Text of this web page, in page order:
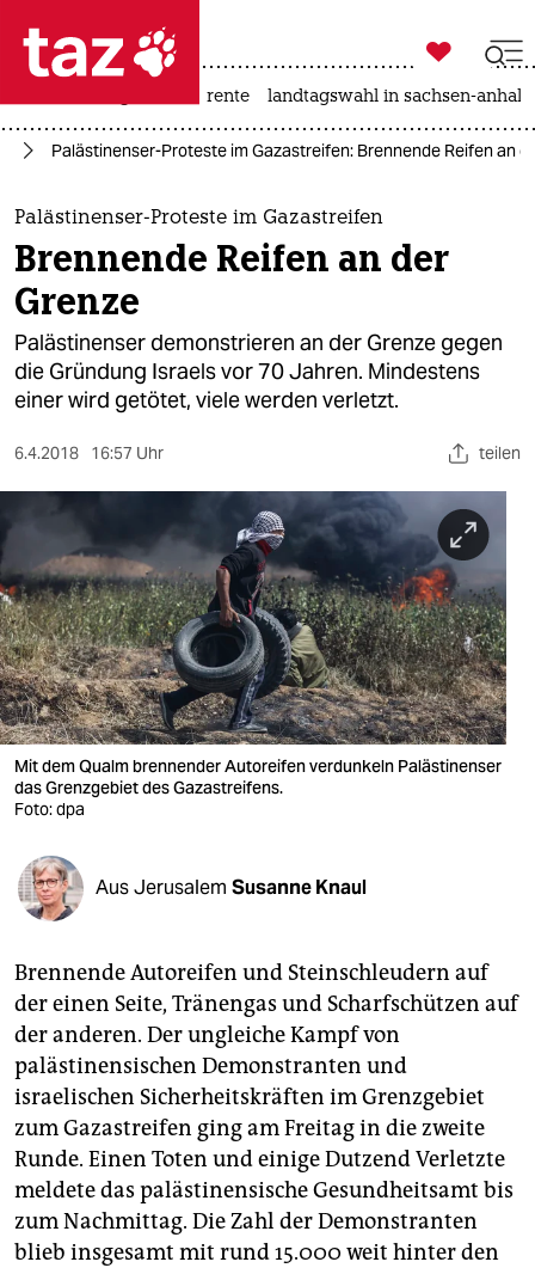
 taz zahl ich
taz zahl ich
themen
politik
öko
gesellschaft
sport
nord
wahrheit
verlag
verlag
veranstaltungen
fragen & hilfe
abo
genossenschaft
epaper login

taz zahl ich
rente landtagswahl in sachsen-anhalt
Palästinenser-Proteste im Gazastreifen: Brennende Reifen an
Palästinenser-Proteste im Gazastreifen
Brennende Reifen an der
Grenze
Palästinenser demonstrieren an der Grenze gegen
die Gründung Israels vor 70 Jahren. Mindestens
einer wird getötet, viele werden verletzt.
6.4.2018 16:57 Uhr teilen
Mit dem Qualm brennender Autoreifen verdunkeln Palästinenser
das Grenzgebiet des Gazastreifens.
Foto: dpa
Aus Jerusalem Susanne Knaul
Brennende Autoreifen und Steinschleudern auf
der einen Seite, Tränengas und Scharfschützen auf
der anderen. Der ungleiche Kampf von
palästinensischen Demonstranten und
israelischen Sicherheitskräften im Grenzgebiet
zum Gazastreifen ging am Freitag in die zweite
Runde. Einen Toten und einige Dutzend Verletzte
meldete das palästinensische Gesundheitsamt bis
zum Nachmittag. Die Zahl der Demonstranten
blieb insgesamt mit rund 15.000 weit hinter den